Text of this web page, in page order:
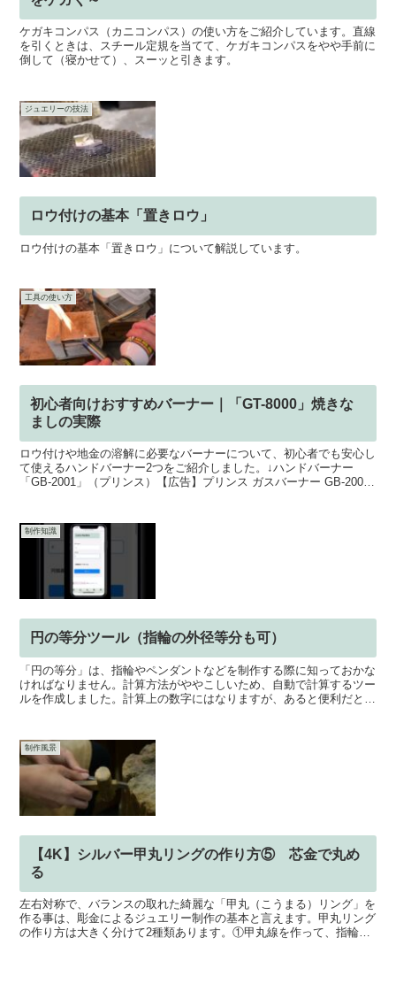
ケガキコンパス（カニコンパス）の使い方をご紹介しています。直線
を引くときは、スチール定規を当てて、ケガキコンパスをやや手前に
倒して（寝かせて）、スーッと引きます。
ジュエリーの技法
ロウ付けの基本「置きロウ」
ロウ付けの基本「置きロウ」について解説しています。
工具の使い方
初心者向けおすすめバーナー｜「GT-8000」焼きな
ましの実際
ロウ付けや地金の溶解に必要なバーナーについて、初心者でも安心し
て使えるハンドバーナー2つをご紹介しました。↓ハンドバーナー
「GB-2001」（プリンス）【広告】プリンス ガスバーナー GB-2001
制作知識
円の等分ツール（指輪の外径等分も可）
「円の等分」は、指輪やペンダントなどを制作する際に知っておかな
ければなりません。計算方法がややこしいため、自動で計算するツー
ルを作成しました。計算上の数字にはなりますが、あると便利だと思
制作風景
【4K】シルバー甲丸リングの作り方⑤ 芯金で丸め
る
左右対称で、バランスの取れた綺麗な「甲丸（こうまる）リング」を
作る事は、彫金によるジュエリー制作の基本と言えます。甲丸リング
の作り方は大きく分けて2種類あります。①甲丸線を作って、指輪を